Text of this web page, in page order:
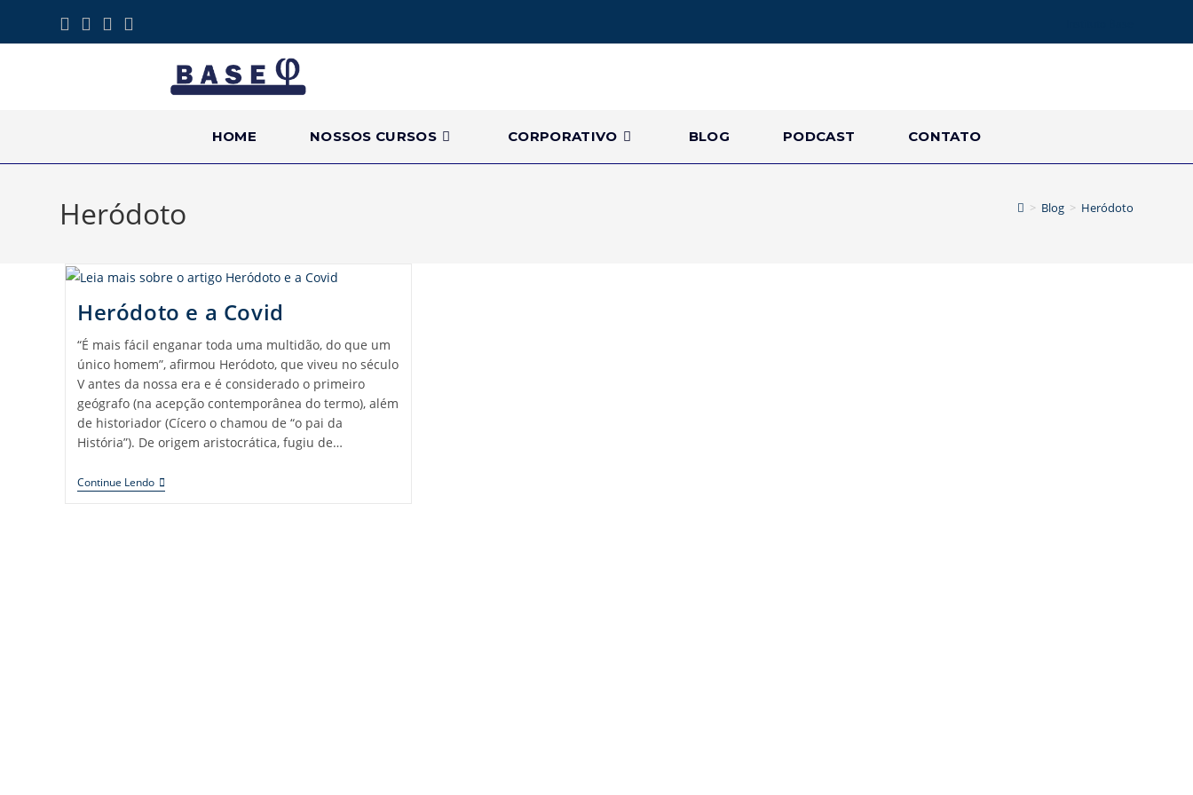
HOME NOSSOS CURSOS CORPORATIVO BLOG PODCAST CONTATO
Heródoto > Blog > Heródoto
Heródoto e a Covid
“É mais fácil enganar toda uma multidão, do que um
único homem”, afirmou Heródoto, que viveu no século
V antes da nossa era e é considerado o primeiro
geógrafo (na acepção contemporânea do termo), além
de historiador (Cícero o chamou de “o pai da
História”). De origem aristocrática, fugiu de…
Continue Lendo